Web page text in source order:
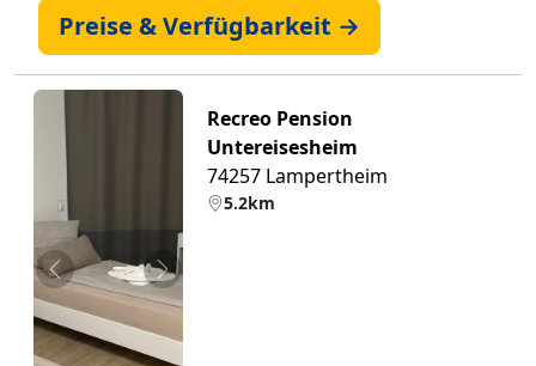
Preise & Verfügbarkeit →
Zurück Weiter
Recreo Pension
Untereisesheim
74257 Lampertheim
5.2km